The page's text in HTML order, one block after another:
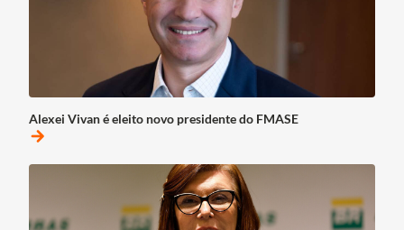
Alexei Vivan é eleito novo presidente do FMASE
arrow_forward